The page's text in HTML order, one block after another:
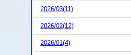
2026/03(11)
2026/02(12)
2026/01(4)